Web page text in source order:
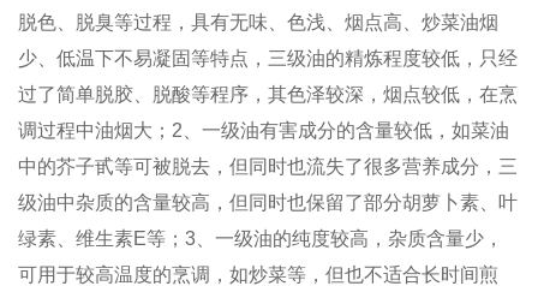
脱色、脱臭等过程，具有无味、色浅、烟点高、炒菜油烟
少、低温下不易凝固等特点，三级油的精炼程度较低，只经
过了简单脱胶、脱酸等程序，其色泽较深，烟点较低，在烹
调过程中油烟大；2、一级油有害成分的含量较低，如菜油
中的芥子甙等可被脱去，但同时也流失了很多营养成分，三
级油中杂质的含量较高，但同时也保留了部分胡萝卜素、叶
绿素、维生素E等；3、一级油的纯度较高，杂质含量少，
可用于较高温度的烹调，如炒菜等，但也不适合长时间煎